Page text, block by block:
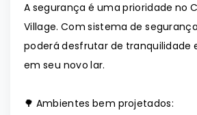
A segurança é uma prioridade no
Village. Com sistema de
poderá desfrutar de tranquilidade
em seu novo lar.
🌳 Ambientes bem projetados: